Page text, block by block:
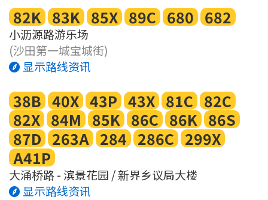
82K 83K 85X 89C 680 682
小沥源路游乐场
(沙田第一城宝城街)
显示路线资讯
38B 40X 43P 43X 81C 82C
82X 84M 85K 86C 86K 86S
87D 263A 284 286C 299X
A41P
大涌桥路 - 滨景花园 / 新界乡议局大楼
显示路线资讯